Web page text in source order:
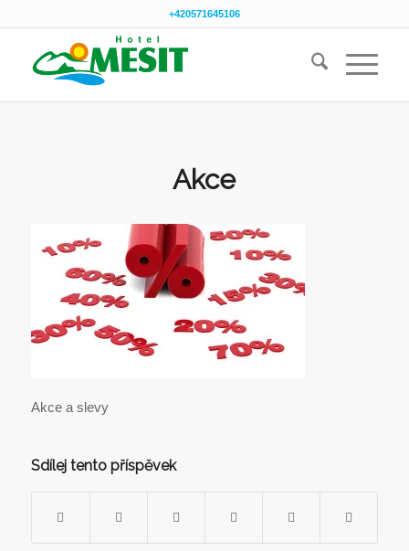
+420571645106
Akce
Akce a slevy
Sdílej tento příspěvek